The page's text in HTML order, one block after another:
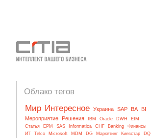
Облако тегов
Мир Интересное Украина SAP BA
BI
Мероприятие
Решения IBM Oracle DWH
EIM
Статья
EPM SAS Informatica СНГ Banking
Финансы
ИТ
Telco Microsoft MDM DG Маркетинг Киевстар
DQ